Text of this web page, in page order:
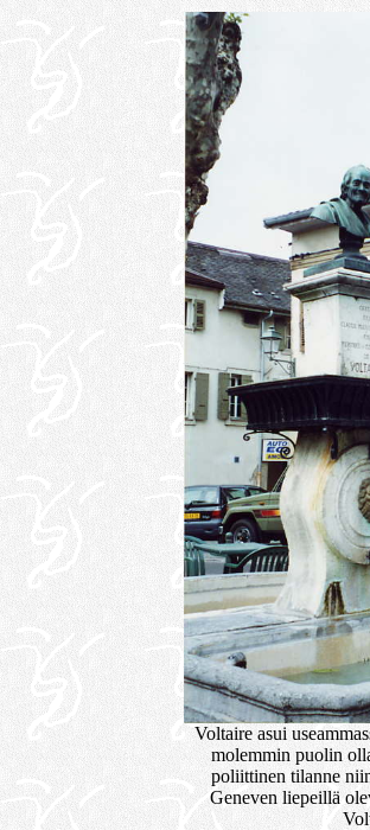
Voltaire asui
molemmin puolin
poliittinen tilanne
Geneven liepeillä